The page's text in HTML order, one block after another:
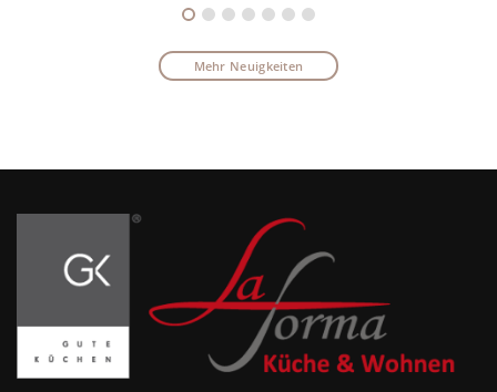
Mehr Neuigkeiten